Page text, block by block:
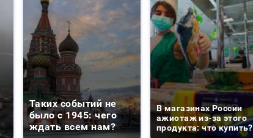
Таких событий не
было с 1945: чего
ждать всем нам?
В магазинах России
ажиотаж из-за этого
продукта: что купить?